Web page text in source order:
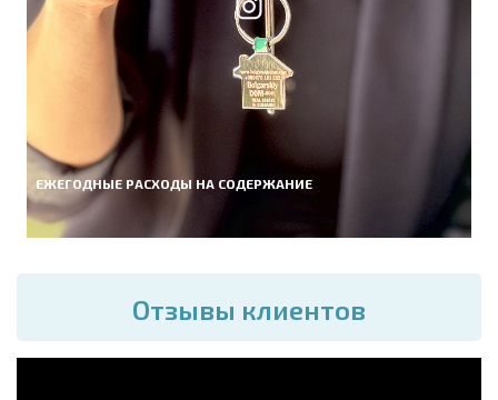
ЕЖЕГОДНЫЕ РАСХОДЫ НА СОДЕРЖАНИЕ
Отзывы клиентов